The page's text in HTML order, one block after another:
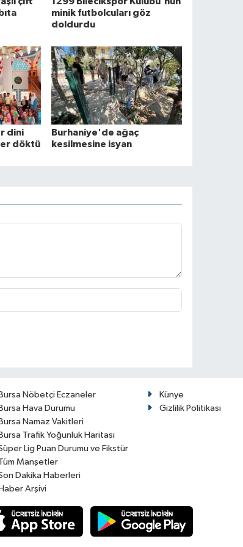
minik futbolcuları göz
doldurdu
dini
döktü
Burhaniye'de ağaç
kesilmesine isyan
Bursa Nöbetçi Eczaneler
Bursa Hava Durumu
Bursa Namaz Vakitleri
Bursa Trafik Yoğunluk Haritası
Lig Puan Durumu ve Fikstür
Manşetler
Dakika Haberleri
Haber Arşivi
Künye
Gizlilik Politikası